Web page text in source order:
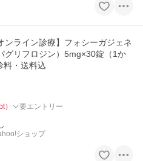
ンライン診療】フォシーガジェネ
グリフロジン）5mg×30錠（1か
料・送料込
） 要エントリー
ショップ